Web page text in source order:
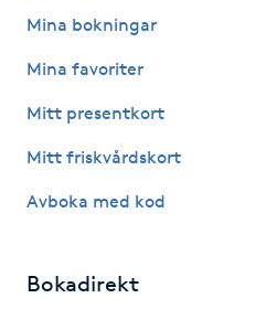
Nagelvård
Naprapati
Mina bokningar
Mina favoriter
Mitt presentkort
Mitt friskvårdskort
Avboka med kod
Bokadirekt